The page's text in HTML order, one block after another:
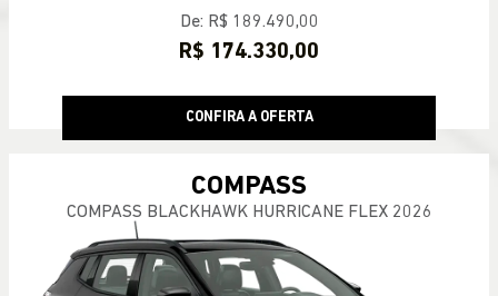
De: R$ 189.490,00
R$ 174.330,00
CONFIRA A OFERTA
COMPASS
COMPASS BLACKHAWK HURRICANE FLEX 2026